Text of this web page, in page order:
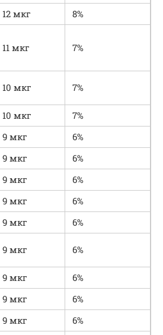
12 мкг
8%
11 мкг 7%
10 мкг 7%
10 мкг
7%
9 мкг
6%
9 мкг
6%
9 мкг
6%
9 мкг
6%
9 мкг
6%
9 мкг 6%
9 мкг
6%
9 мкг
6%
9 мкг
6%